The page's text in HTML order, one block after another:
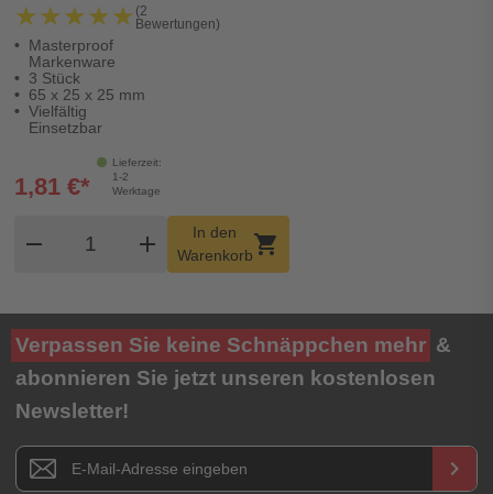
★★★★★
★★★★★ (2
Bewertungen)
Masterproof
Markenware
3 Stück
65 x 25 x 25 mm
Vielfältig
Einsetzbar
Lieferzeit:
1-2
Werktage
1,81 €*
remove
Produkt Warenkorb Menge
add
In den
Warenkorbshopping_cart
Verpassen Sie keine Schnäppchen mehr &
abonnieren Sie jetzt unseren kostenlosen
Newsletter!
Newsletter E-Mail Adresse keyboard_arrow_right